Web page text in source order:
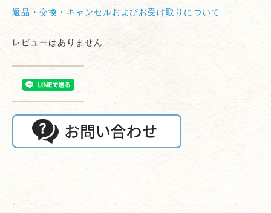
返品・交換・キャンセルおよびお受け取りについて
レビューはありません